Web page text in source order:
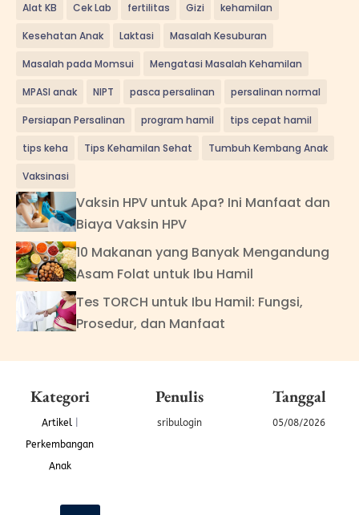
Alat KB Cek Lab fertilitas Gizi kehamilan
Kesehatan Anak Laktasi Masalah Kesuburan
Masalah pada Momsui Mengatasi Masalah Kehamilan
MPASI anak NIPT pasca persalinan persalinan normal
Persiapan Persalinan program hamil tips cepat hamil
tips keha Tips Kehamilan Sehat Tumbuh Kembang Anak
Vaksinasi
Vaksin HPV untuk Apa? Ini Manfaat dan
Biaya Vaksin HPV
10 Makanan yang Banyak Mengandung
Asam Folat untuk Ibu Hamil
Tes TORCH untuk Ibu Hamil: Fungsi,
Prosedur, dan Manfaat
Kategori
Artikel|
Perkembangan
Anak
Penulis
sribulogin
Tanggal
05/08/2026